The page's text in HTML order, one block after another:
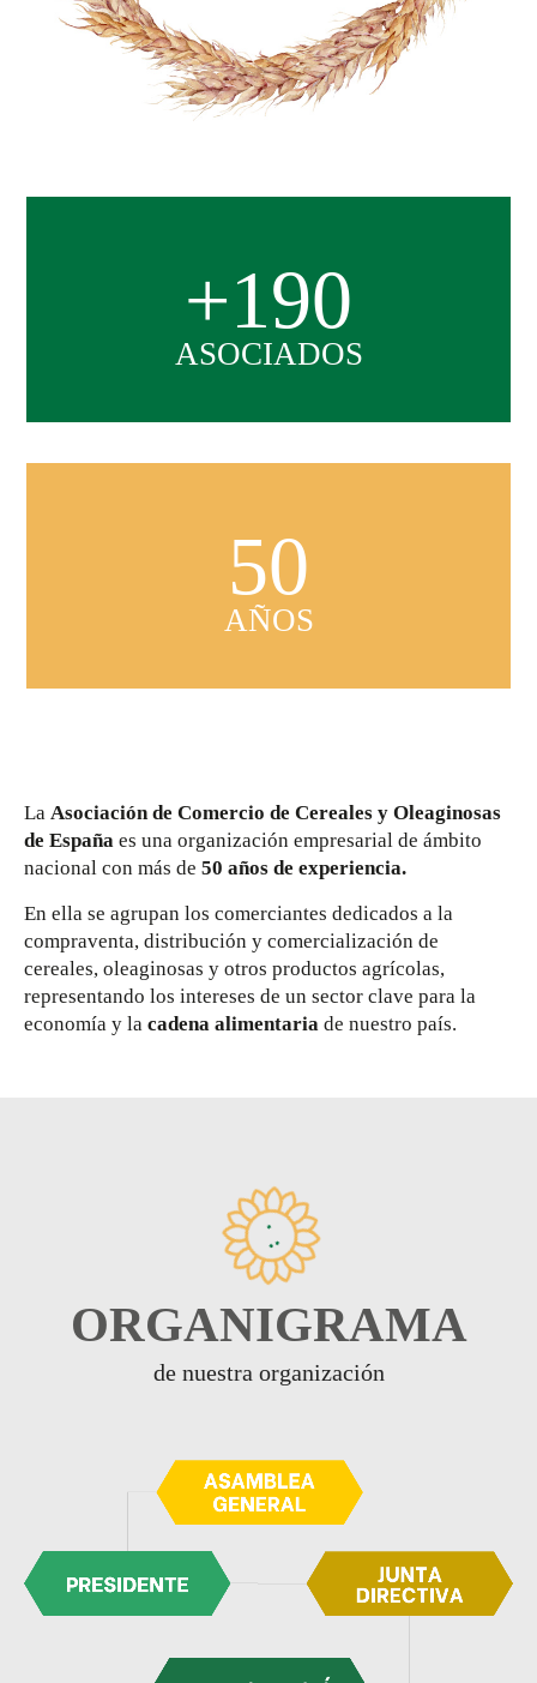
+190
ASOCIADOS
50
AÑOS
La Asociación de Comercio de Cereales y Oleaginosas
de España es una organización empresarial de ámbito
nacional con más de 50 años de experiencia.
En ella se agrupan los comerciantes dedicados a la
compraventa, distribución y comercialización de
cereales, oleaginosas y otros productos agrícolas,
representando los intereses de un sector clave para la
economía y la cadena alimentaria de nuestro país.
ORGANIGRAMA
de nuestra organización